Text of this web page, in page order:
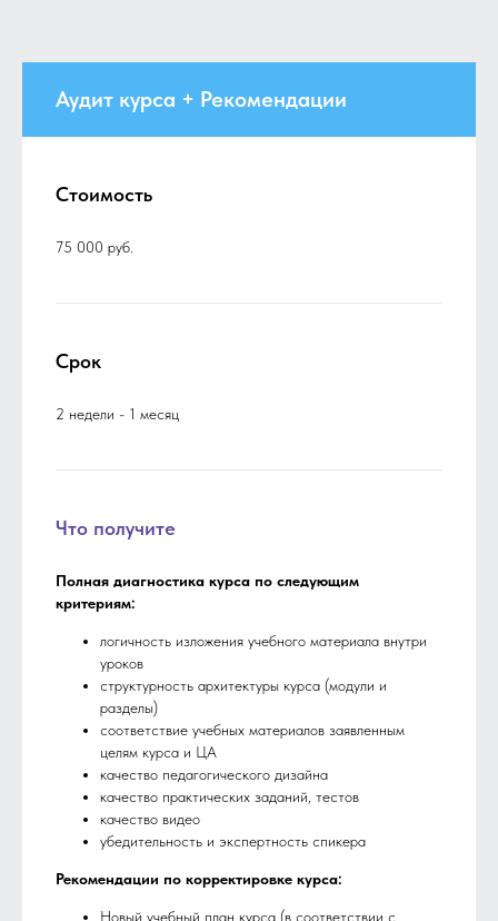
Аудит курса + Рекомендации
Стоимость
75 000 руб.
Срок
2 недели - 1 месяц
Что получите
Полная диагностика курса по следующим
критериям:
логичность изложения учебного материала внутри
уроков
структурность архитектуры курса (модули и
разделы)
соответствие учебных материалов заявленным
целям курса и ЦА
качество педагогического дизайна
качество практических заданий, тестов
качество видео
убедительность и экспертность спикера
Рекомендации по корректировке курса:
Новый учебный план курса (в соответствии с